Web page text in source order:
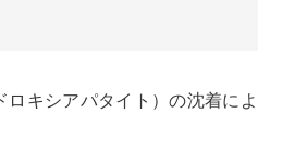
キシアパタイト）の沈着によ